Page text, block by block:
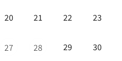
20 21 22 23
27 28 29 30